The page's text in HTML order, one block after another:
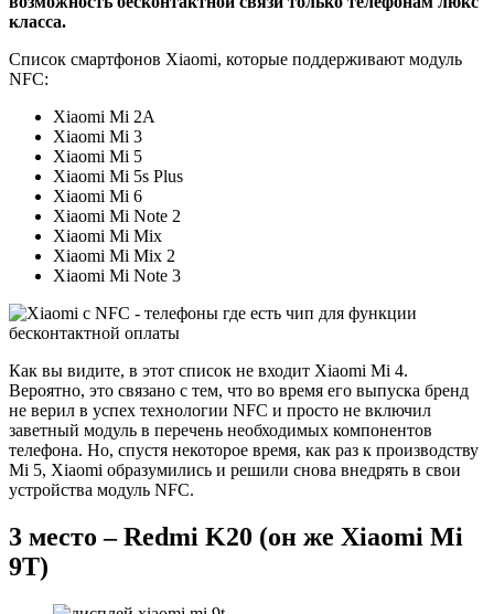
класса.
Список смартфонов Xiaomi, которые поддерживают модуль
NFC:
Xiaomi Mi 2A
Xiaomi Mi 3
Xiaomi Mi 5
Xiaomi Mi 5s Plus
Xiaomi Mi 6
Xiaomi Mi Note 2
Xiaomi Mi Mix
Xiaomi Mi Mix 2
Xiaomi Mi Note 3
Как вы видите, в этот список не входит Xiaomi Mi 4.
Вероятно, это связано с тем, что во время его выпуска бренд
не верил в успех технологии NFC и просто не включил
заветный модуль в перечень необходимых компонентов
телефона. Но, спустя некоторое время, как раз к производству
Mi 5, Xiaomi образумились и решили снова внедрять в свои
устройства модуль NFC.
3 место – Redmi K20 (он же Xiaomi Mi
9T)